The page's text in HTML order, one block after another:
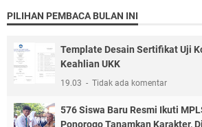
PILIHAN PEMBACA BULAN INI
Template Desain Sertifikat Uji
Keahlian UKK
19.03 Tidak ada komentar
576 Siswa Baru Resmi Ikuti
Ponorogo Tanamkan Karakter,